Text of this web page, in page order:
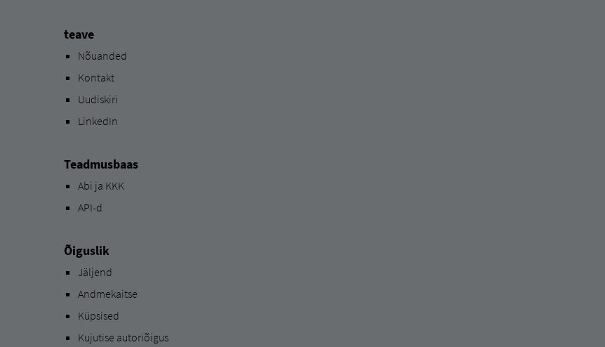
teave
Nõuanded
Kontakt
Uudiskiri
LinkedIn
Teadmusbaas
Abi ja KKK
API-d
Õiguslik
Jäljend
Andmekaitse
Küpsised
Kujutise autoriõigus